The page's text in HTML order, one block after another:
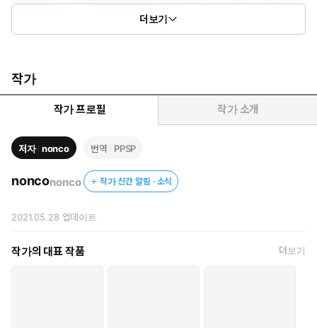
더보기
작가
작가 프로필 작가 소개
저자 nonco 번역 PPSP
noncononco 작가 신간 알림 · 소식
2021.05.28 업데이트
작가의 대표 작품 더보기